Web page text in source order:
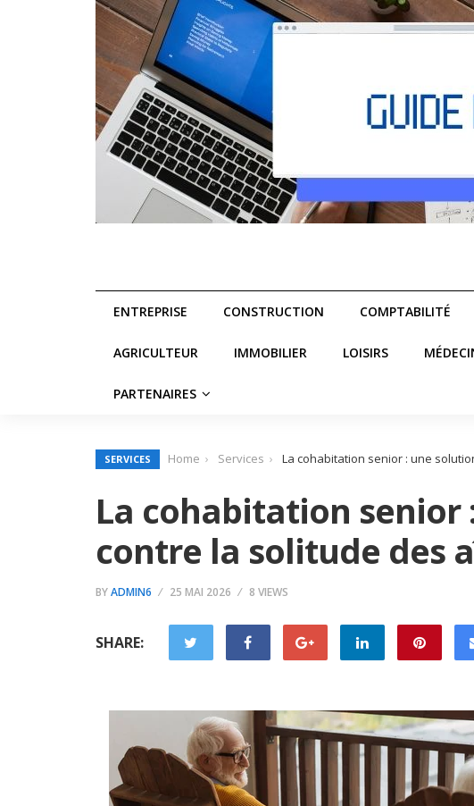
ENTREPRISE CONSTRUCTION COMPTABILITÉ
AGRICULTEUR IMMOBILIER LOISIRS
PARTENAIRES
SERVICES Home Services La cohabitation senior : une
La cohabitation senior
contre la solitude des
BYADMIN6 25 MAI 2026 8 VIEWS
SHARE: